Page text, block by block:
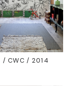
/CWC / 2014